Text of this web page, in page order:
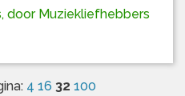
door Muziekliefhebbers
4 16 32 100